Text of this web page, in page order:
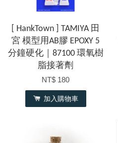
[ HankTown ] TAMIYA 田
宮 模型用AB膠 EPOXY 5
分鐘硬化｜87100 環氧樹
脂接著劑
NT$ 180
加入購物車